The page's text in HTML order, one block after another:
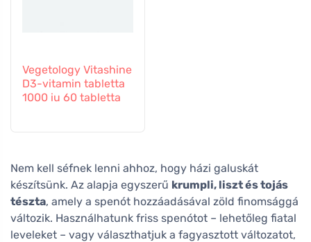
Vegetology Vitashine
D3-vitamin tabletta
1000 iu 60 tabletta
Nem kell séfnek lenni ahhoz, hogy házi galuskát
készítsünk. Az alapja egyszerű krumpli, liszt és tojás
tészta, amely a spenót hozzáadásával zöld finomsággá
változik. Használhatunk friss spenótot – lehetőleg fiatal
leveleket – vagy választhatjuk a fagyasztott változatot,